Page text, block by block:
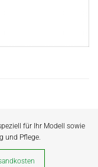
für Ihr Modell sowie
und Pflege.